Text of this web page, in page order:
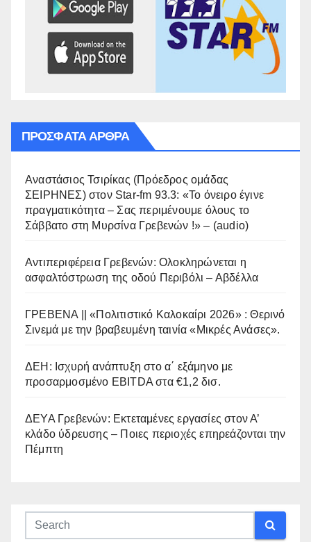
ΠΡΌΣΦΑΤΑ ΆΡΘΡΑ
Αναστάσιος Τσιρίκας (Πρόεδρος ομάδας
ΣΕΙΡΗΝΕΣ) στον Star-fm 93.3: «Το όνειρο έγινε
πραγματικότητα – Σας περιμένουμε όλους το
Σάββατο στη Μυρσίνα Γρεβενών !» – (audio)
Αντιπεριφέρεια Γρεβενών: Ολοκληρώνεται η
ασφαλτόστρωση της οδού Περιβόλι – Αβδέλλα
ΓΡΕΒΕΝΑ || «Πολιτιστικό Καλοκαίρι 2026» : Θερινό
Σινεμά με την βραβευμένη ταινία «Μικρές Ανάσες».
ΔΕΗ: Ισχυρή ανάπτυξη στο α΄ εξάμηνο με
προσαρμοσμένο EBITDA στα €1,2 δισ.
ΔΕΥΑ Γρεβενών: Εκτεταμένες εργασίες στον Α’
κλάδο ύδρευσης – Ποιες περιοχές επηρεάζονται την
Πέμπτη